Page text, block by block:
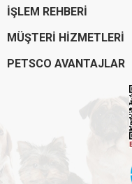
İŞLEM REHBERİ
MÜŞTERİ HİZMETLERİ
PETSCO AVANTAJLAR